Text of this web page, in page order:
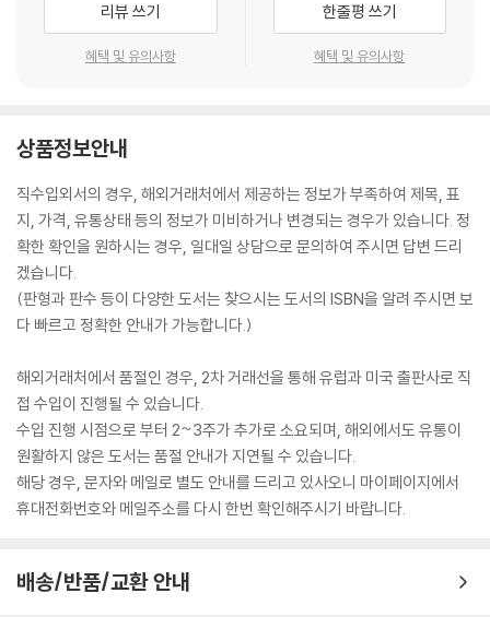
리뷰 쓰기
혜택 및 유의사항
한줄평 쓰기
혜택 및 유의사항
상품정보안내
직수입외서의 경우, 해외거래처에서 제공하는 정보가 부족하여 제목, 표
지, 가격, 유통상태 등의 정보가 미비하거나 변경되는 경우가 있습니다. 정
확한 확인을 원하시는 경우, 일대일 상담으로 문의하여 주시면 답변 드리
겠습니다.
(판형과 판수 등이 다양한 도서는 찾으시는 도서의 ISBN을 알려 주시면 보
다 빠르고 정확한 안내가 가능합니다.)
해외거래처에서 품절인 경우, 2차 거래선을 통해 유럽과 미국 출판사로 직
접 수입이 진행될 수 있습니다.
수입 진행 시점으로 부터 2~3주가 추가로 소요되며, 해외에서도 유통이
원활하지 않은 도서는 품절 안내가 지연될 수 있습니다.
해당 경우, 문자와 메일로 별도 안내를 드리고 있사오니 마이페이지에서
휴대전화번호와 메일주소를 다시 한번 확인해주시기 바랍니다.
배송/반품/교환 안내